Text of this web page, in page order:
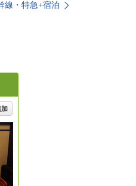
線・特急+宿泊
加